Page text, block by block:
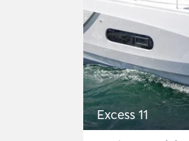
Excess 11